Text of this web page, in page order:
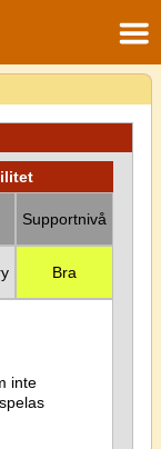
Supportnivå
Bra
inte